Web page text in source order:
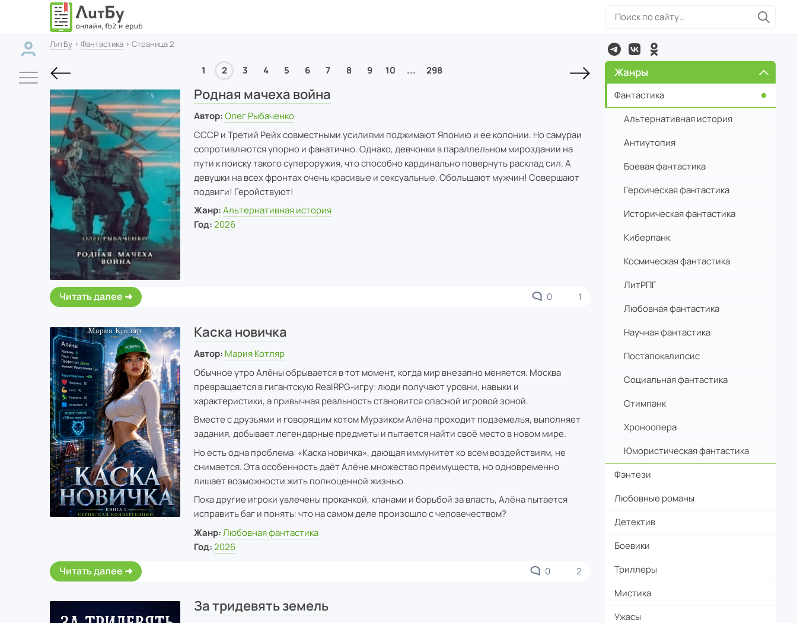
ЛитБу › Фантастика › Страница 2
1 2 3 4 5 6 7 8 9 10 ... 298
Родная мачеха война
Автор: Олег Рыбаченко
СССР и Третий Рейх совместными усилиями поджимают Японию и ее колонии. Но самураи
сопротивляются упорно и фанатично. Однако, девчонки в параллельном мироздании на
пути к поиску такого супероружия, что способно кардинально повернуть расклад сил. А
девушки на всех фронтах очень красивые и сексуальные. Обольщают мужчин! Совершают
подвиги! Геройствуют!
Жанр: Альтернативная история
Год: 2026
Читать далее 0 1
Каска новичка
Автор: Мария Котляр
Обычное утро Алёны обрывается в тот момент, когда мир внезапно меняется. Москва
превращается в гигантскую RealRPG-игру: люди получают уровни, навыки и
характеристики, а привычная реальность становится опасной игровой зоной.
Вместе с друзьями и говорящим котом Мурзиком Алёна проходит подземелья, выполняет
задания, добывает легендарные предметы и пытается найти своё место в новом мире.
Но есть одна проблема: «Каска новичка», дающая иммунитет ко всем воздействиям, не
снимается. Эта особенность даёт Алёне множество преимуществ, но одновременно
лишает возможности жить полноценной жизнью.
Пока другие игроки увлечены прокачкой, кланами и борьбой за власть, Алёна пытается
исправить баг и понять: что на самом деле произошло с человечеством?
Жанр: Любовная фантастика
Год: 2026
Читать далее 0 2
За тридевять земель
Жанры
Фантастика
Альтернативная история
Антиутопия
Боевая фантастика
Героическая фантастика
Историческая фантастика
Киберпанк
Космическая фантастика
ЛитРПГ
Любовная фантастика
Научная фантастика
Постапокалипсис
Социальная фантастика
Cтимпанк
Хроноопера
Юмористическая фантастика
Фэнтези
Любовные романы
Детектив
Боевики
Триллеры
Мистика
Ужасы